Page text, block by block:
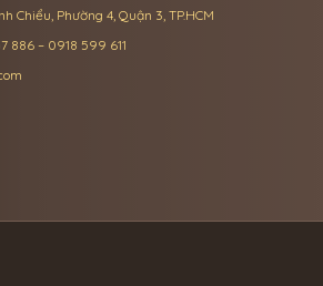
Chiểu, Phường 4, Quận 3, TP.HCM
886 – 0918 599 611